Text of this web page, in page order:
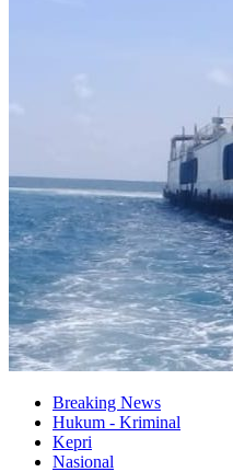
Breaking News
Hukum - Kriminal
Kepri
Nasional